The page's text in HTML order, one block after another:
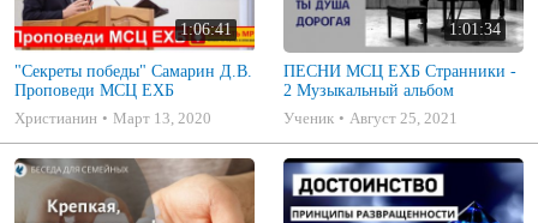
1:06:41
"Секреты победы" Самарин Д.В.
Проповеди МСЦ ЕХБ
Христианин
Март 13, 2020
1:01:34
ПЕСНИ МСЦ ЕХБ Странники -
2 Музыкальный альбом
Ученик
Август 25, 2021